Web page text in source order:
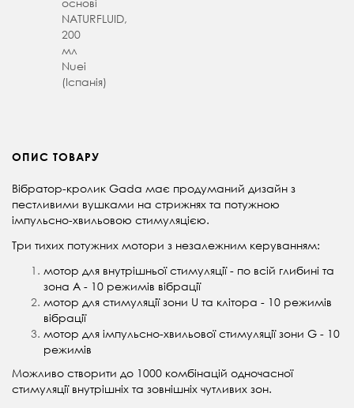
NATURFLUID,
200
мл
Nuei
(Іспанія)
ОПИС ТОВАРУ
Вібратор-кролик Gada має продуманий дизайн з
пестливими вушками на стрижнях та потужною
імпульсно-хвильовою стимуляцією.
Три тихих потужних мотори з незалежним керуванням:
мотор для внутрішньої стимуляції - по всій глибині та
зона A - 10 режимів вібрації
мотор для стимуляції зони U та клітора - 10 режимів
вібрації
мотор для імпульсно-хвильової стимуляції зони G - 10
режимів
Можливо створити до 1000 комбінацій одночасної
стимуляції внутрішніх та зовнішніх чутливих зон.